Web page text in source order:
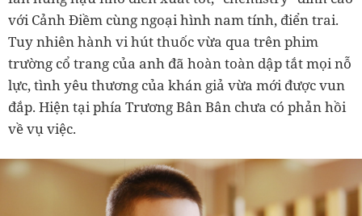
với Cảnh Điềm cùng ngoại hình nam tính, điển trai.
Tuy nhiên hành vi hút thuốc vừa qua trên phim
trường cổ trang của anh đã hoàn toàn dập tắt mọi nỗ
lực, tình yêu thương của khán giả vừa mới được vun
đắp. Hiện tại phía Trương Bân Bân chưa có phản hồi
về vụ việc.